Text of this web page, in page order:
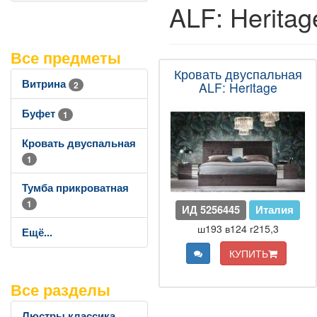
Все предметы
Витрина 2
Буфет 1
Кровать двуспальная
1
Тумба прикроватная
1
Ещё...
Все разделы
ALF:
Кровать двуспальная
ALF: Heritage
ИД 5256445 Италия
ш193 в124 г215,3
КУПИТЬ